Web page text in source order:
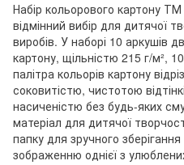
Набір кольорового картону
відмінний вибір для дитячої
виробів. У наборі 10 аркушів
картону, щільністю 215 г/м²,
палітра кольорів картону
соковитістю, чистотою
насиченістю без будь-яких
матеріал для дитячої
папку для зручного
зображенню однієї з